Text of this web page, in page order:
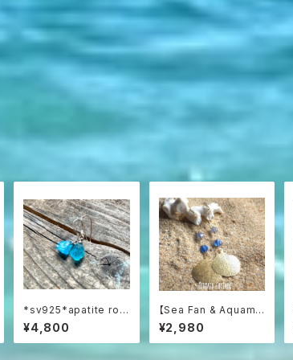
*sv925*apatite roc
ks ネオンブルーアパタ
イト原石の一粒ピアス
¥4,800
【Sea Fan & Aquama
rine】海うちわと3色ア
クアマリンのグラデーシ
ョンピアス
¥2,980